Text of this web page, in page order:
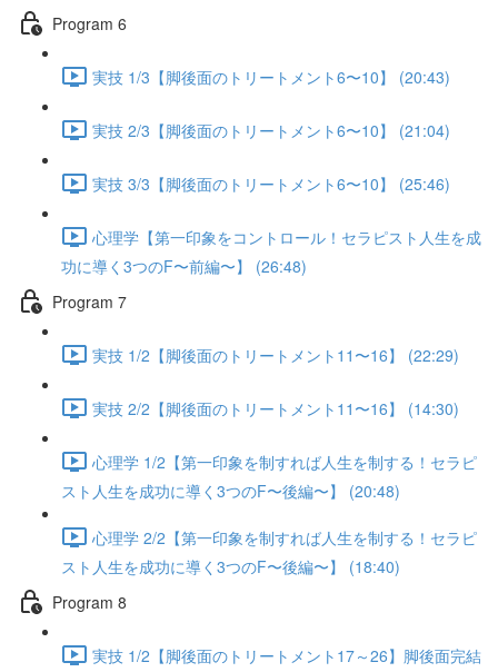
Program 6
実技 1/3【脚後面のトリートメント6〜10】 (20:43)
実技 2/3【脚後面のトリートメント6〜10】 (21:04)
実技 3/3【脚後面のトリートメント6〜10】 (25:46)
心理学【第一印象をコントロール！セラピスト人生を成
功に導く3つのF〜前編〜】 (26:48)
Program 7
実技 1/2【脚後面のトリートメント11〜16】 (22:29)
実技 2/2【脚後面のトリートメント11〜16】 (14:30)
心理学 1/2【第一印象を制すれば人生を制する！セラピ
スト人生を成功に導く3つのF〜後編〜】 (20:48)
心理学 2/2【第一印象を制すれば人生を制する！セラピ
スト人生を成功に導く3つのF〜後編〜】 (18:40)
Program 8
実技 1/2【脚後面のトリートメント17～26】脚後面完結